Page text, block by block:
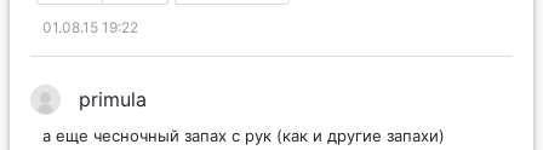
01.08.15 19:22
primula
а еще чесночный запах с рук (как и другие запахи)